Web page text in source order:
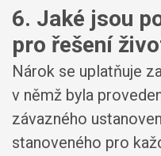
6. Jaké jsou
pro řešení
Nárok se uplatňuje
v němž byla
závazného
stanoveného pro